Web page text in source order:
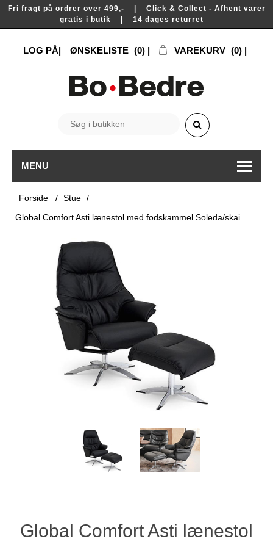
Fri fragt på ordrer over 499,- | Click & Collect - Afhent varer
gratis i butik | 14 dages returret
LOG PÅ ØNSKELISTE (0) VAREKURV (0)
MENU
Forside / Stue /
Global Comfort Asti lænestol med fodskammel Soleda/skai
Global Comfort Asti lænestol